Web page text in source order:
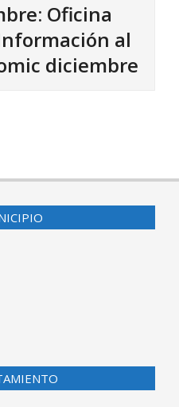
Oficina
al
diciembre